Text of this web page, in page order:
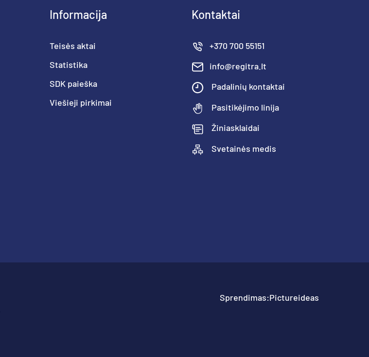
Informacija
Teisės aktai
Statistika
SDK paieška
Viešieji pirkimai
Kontaktai
+370 700 55151
info@regitra.lt
Padalinių kontaktai
Pasitikėjimo linija
Žiniasklaidai
Svetainės medis
Sprendimas:Pictureideas